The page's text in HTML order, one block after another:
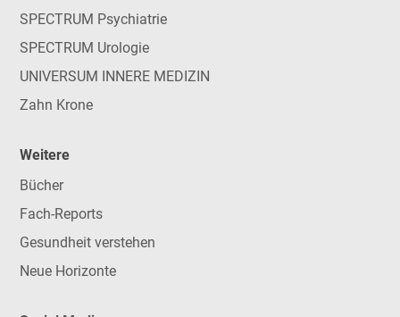
SPECTRUM Psychiatrie
SPECTRUM Urologie
UNIVERSUM INNERE MEDIZIN
Zahn Krone
Weitere
Bücher
Fach-Reports
Gesundheit verstehen
Neue Horizonte